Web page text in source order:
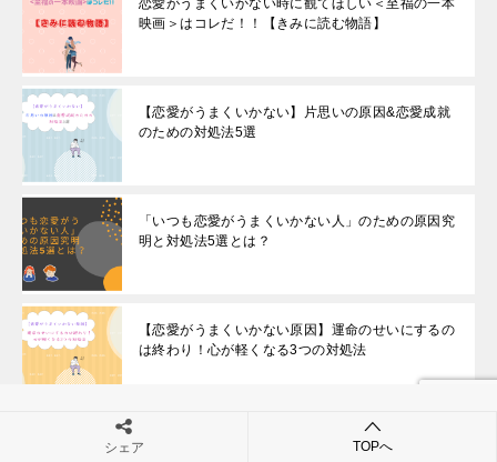
恋愛がうまくいかない時に観てほしい＜至福の一本
映画＞はコレだ！！【きみに読む物語】
【恋愛がうまくいかない】片思いの原因&恋愛成就
のための対処法5選
「いつも恋愛がうまくいかない人」のための原因究
明と対処法5選とは？
【恋愛がうまくいかない原因】運命のせいにするの
は終わり！心が軽くなる3つの対処法
シェア TOPへ